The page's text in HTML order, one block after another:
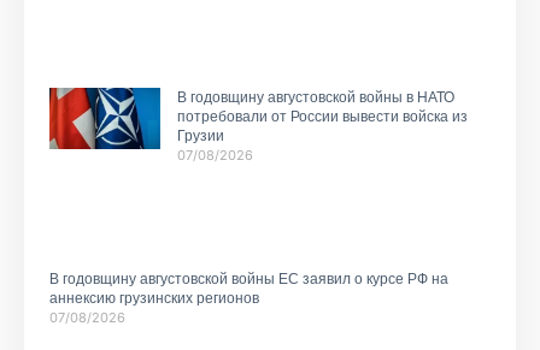
В годовщину августовской войны в НАТО
потребовали от России вывести войска из
Грузии
07/08/2026
В годовщину августовской войны ЕС заявил о курсе РФ на
аннексию грузинских регионов
07/08/2026